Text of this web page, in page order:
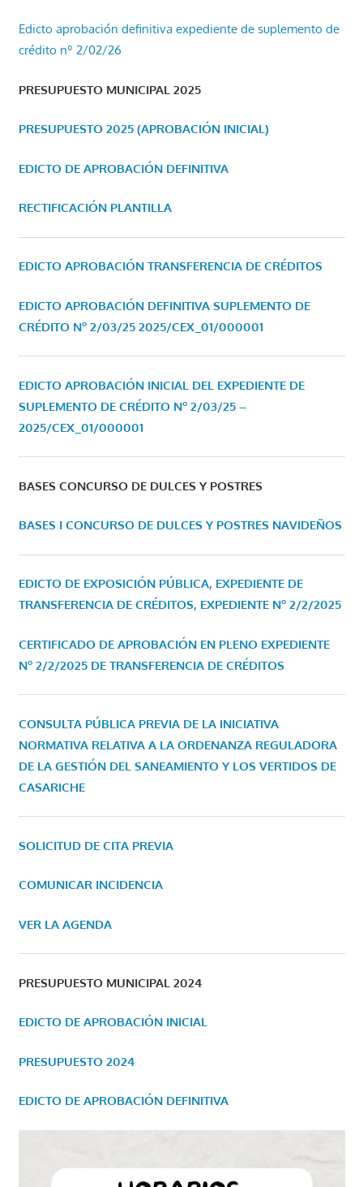
Edicto aprobación definitiva expediente de suplemento de
crédito nº 2/02/26
PRESUPUESTO MUNICIPAL 2025
PRESUPUESTO 2025 (APROBACIÓN INICIAL)
EDICTO DE APROBACIÓN DEFINITIVA
RECTIFICACIÓN PLANTILLA
EDICTO APROBACIÓN TRANSFERENCIA DE CRÉDITOS
EDICTO APROBACIÓN DEFINITIVA SUPLEMENTO DE
CRÉDITO Nº 2/03/25 2025/CEX_01/000001
EDICTO APROBACIÓN INICIAL DEL EXPEDIENTE DE
SUPLEMENTO DE CRÉDITO Nº 2/03/25 –
2025/CEX_01/000001
BASES CONCURSO DE DULCES Y POSTRES
BASES I CONCURSO DE DULCES Y POSTRES NAVIDEÑOS
EDICTO DE EXPOSICIÓN PÚBLICA, EXPEDIENTE DE
TRANSFERENCIA DE CRÉDITOS, EXPEDIENTE Nº 2/2/2025
CERTIFICADO DE APROBACIÓN EN PLENO EXPEDIENTE
Nº 2/2/2025 DE TRANSFERENCIA DE CRÉDITOS
CONSULTA PÚBLICA PREVIA DE LA INICIATIVA
NORMATIVA RELATIVA A LA ORDENANZA REGULADORA
DE LA GESTIÓN DEL SANEAMIENTO Y LOS VERTIDOS DE
CASARICHE
SOLICITUD DE CITA PREVIA
COMUNICAR INCIDENCIA
VER LA AGENDA
PRESUPUESTO MUNICIPAL 2024
EDICTO DE APROBACIÓN INICIAL
PRESUPUESTO 2024
EDICTO DE APROBACIÓN DEFINITIVA